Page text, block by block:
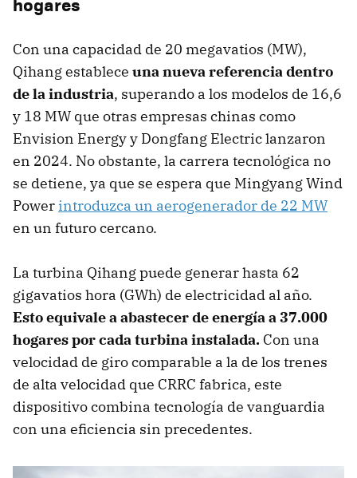
Con una capacidad de 20 megavatios (MW),
Qihang establece una nueva referencia dentro
de la industria, superando a los modelos de 16,6
y 18 MW que otras empresas chinas como
Envision Energy y Dongfang Electric lanzaron
en 2024. No obstante, la carrera tecnológica no
se detiene, ya que se espera que Mingyang Wind
Power introduzca un aerogenerador de 22 MW
en un futuro cercano.
La turbina Qihang puede generar hasta 62
gigavatios hora (GWh) de electricidad al año.
Esto equivale a abastecer de energía a 37.000
hogares por cada turbina instalada. Con una
velocidad de giro comparable a la de los trenes
de alta velocidad que CRRC fabrica, este
dispositivo combina tecnología de vanguardia
con una eficiencia sin precedentes.